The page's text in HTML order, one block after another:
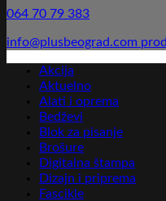
064 70 79 383
info@plusbeograd.com
Akcija
Aktuelno
Alati i oprema
Bedževi
Blok za pisanje
Brošure
Digitalna štampa
Dizajn i priprema
Fascikle